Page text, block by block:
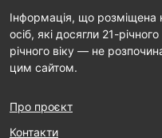
Інформація, що розміщена
осіб, які досягли 21-
річного віку — не
цим сайтом.
Про проєкт
Контакти